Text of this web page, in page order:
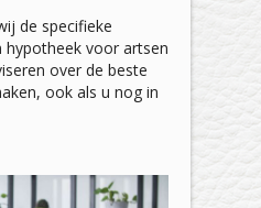
de specifieke
hypotheek voor artsen
over de beste
ook als u nog in